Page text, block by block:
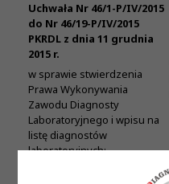
Uchwała Nr 46/1-P/IV/2015
do Nr 46/19-P/IV/2015
PKRDL z dnia 11 grudnia
2015 r.
w sprawie stwierdzenia
Prawa Wykonywania
Zawodu Diagnosty
Laboratoryjnego i wpisu na
listę diagnostów
laboratoryjnych;